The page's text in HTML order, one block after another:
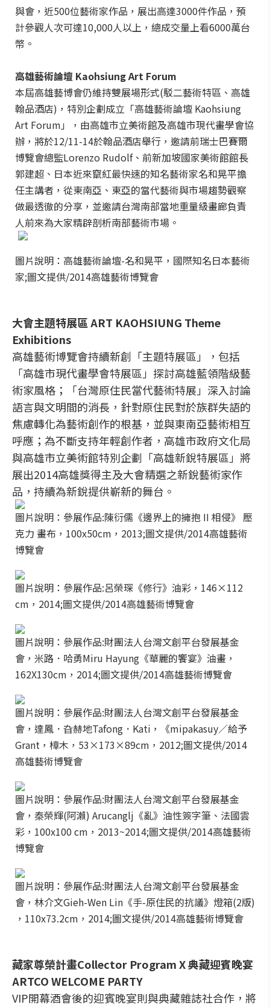
與會，近500位藝術家作品，展出高達3000件作品，預
計參觀人次可達10,000人以上，總成交量上看6000萬台
幣。
高雄藝術論壇 Kaohsiung Art Forum
本屆高雄藝博會仍維持雙展場形式(駁二藝術特區、高雄
翰品酒店)，特別企劃成立「高雄藝術論壇 Kaohsiung
Art Forum」，由高雄市立美術館及高雄市現代畫學會協
辦，將於12/11-14於翰品酒店舉行，邀請前瑞士巴賽爾
博覽會總監Lorenzo Rudolf、前新加坡國家美術館館長
郭建超、日本近來竄紅最快速的知名藝術家名和晃平擔
任主講者，從東南亞、東亞的當代藝術與市場趨勢觀察
做最透徹的分享，並邀請台灣南部當地重量級畫廊負責
人前來為大家精辟剖析南部藝術市場。
圖片說明：高雄藝術論壇-名和晃平，國際知名日本藝術
家;圖文提供/2014高雄藝術博覽會
大會主題特展區 ART KAOHSIUNG Theme
Exhibitions
高雄藝術博覽會持續新創「主題特展區」，包括
「高雄市現代畫學會特展區」探討高雄藍領階級藝
術家風格；「台灣原住民當代藝術特展」深入討論
語言與文明間的消長，針對原住民對於族群失語的
焦慮轉化為藝術創作的根基，並與東南亞藝術相互
呼應；為不斷支持年輕創作者，高雄市政府文化局
與高雄市立美術館特別企劃「高雄新銳特展區」將
展出2014高雄獎得主及大會精選之新銳藝術家作
品，持續為新銳提供嶄新的舞台。
圖片說明：參展作品:陳衍儒《邊界上的擁抱 II 相侵》 壓
克力 畫布，100x50cm，2013;圖文提供/2014高雄藝術
博覽會
圖片說明：參展作品:呂榮琛《修行》油彩，146×112
cm，2014;圖文提供/2014高雄藝術博覽會
圖片說明：參展作品:財團法人台灣文創平台發展基金
會，米路．哈勇Miru Hayung《華麗的饗宴》油畫，
162X130cm，2014;圖文提供/2014高雄藝術博覽會
圖片說明：參展作品:財團法人台灣文創平台發展基金
會，達鳳．旮赫地Tafong．Kati，《mipakasuy／給予
Grant，樟木，53×173×89cm，2012;圖文提供/2014
高雄藝術博覽會
圖片說明：參展作品:財團法人台灣文創平台發展基金
會，秦榮輝(阿瀨) Arucanglj《亂》油性簽字筆、法國雲
彩，100x100 cm，2013~2014;圖文提供/2014高雄藝術
博覽會
圖片說明：參展作品:財團法人台灣文創平台發展基金
會，林介文Gieh-Wen Lin《手-原住民的抗議》燈箱(2版)
，110x73.2cm，2014;圖文提供/2014高雄藝術博覽會
藏家尊榮計畫Collector Program X 典藏迎賓晚宴
ARTCO WELCOME PARTY
VIP開幕酒會後的迎賓晚宴則與典藏雜誌社合作，將